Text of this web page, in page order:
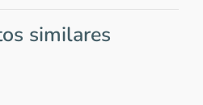
similares